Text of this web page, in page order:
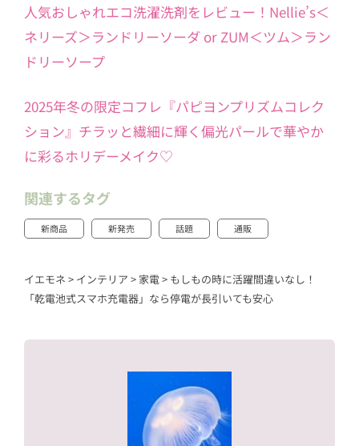
人気おしゃれエコ洗濯洗剤をレビュー！Nellie’s＜
ネリーズ＞ランドリーソーダ or ZUM＜ツム＞ラン
ドリーソープ
2025年冬の限定コフレ『パピヨンプリズムコレク
ション』チラッと繊細に輝く偏光パールで華やか
に彩るホリデーメイク♡
関連するタグ
新商品 新発売 話題 通販
イエモネ > インテリア > 家電> もしもの時に活躍間違いなし！
「乾電池式スマホ充電器」なら停電が長引いても安心